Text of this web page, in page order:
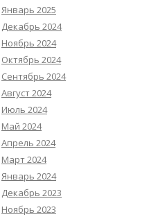
Январь 2025
Декабрь 2024
Ноябрь 2024
Октябрь 2024
Сентябрь 2024
Август 2024
Июль 2024
Май 2024
Апрель 2024
Март 2024
Январь 2024
Декабрь 2023
Ноябрь 2023